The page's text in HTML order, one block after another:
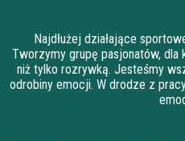
Najdłużej działające
Tworzymy grupę pasjonatów,
niż tylko rozrywką. Jesteśmy
odrobiny emocji. W drodze z